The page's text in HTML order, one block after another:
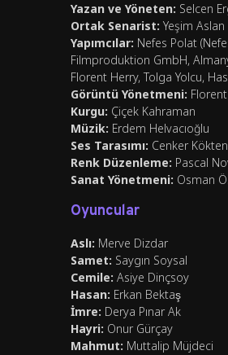
Yazan ve Yöneten: Selcen
Ortak Senarist: Yeşim Aslan
Yapımcılar: Nefes Polat
Filmproduktion GmbH,
Florent Herry, Tolga Yolcu,
Görüntü Yönetmeni:
Kurgu: Çiçek Kahraman
Müzik: Erdem Helvacıoğlu
Ses Tarasımı: Cenker Kökten
Renk Düzenleme: Pascal
Sanat Yönetmeni: Osman
Oyuncular
Aslı: Merve Dizdar
Samet: Saygın Soysal
Cemile: Asiye Dinçsoy
Hasan: Erkan Bektaş
İmre: Derya Pınar Ak
Hayri: Onur Gürçay
Mahmut: Muttalip Müjdeci